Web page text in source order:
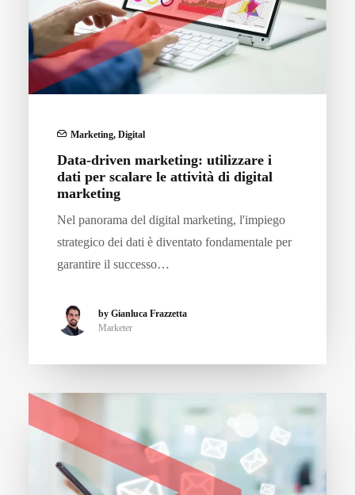
Marketing, Digital
Data-driven marketing: utilizzare i
dati per scalare le attività di digital
marketing
Nel panorama del digital marketing, l'impiego
strategico dei dati è diventato fondamentale per
garantire il successo…
by Gianluca Frazzetta
Marketer